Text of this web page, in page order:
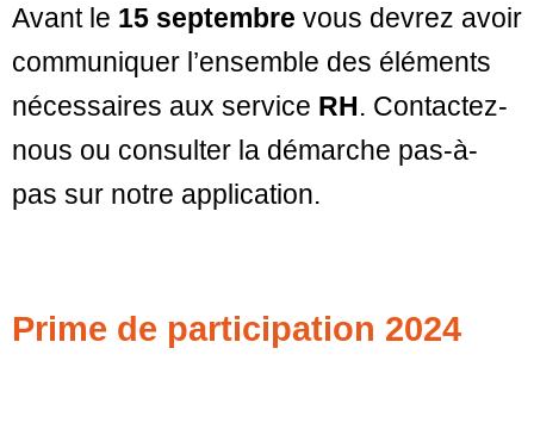
Avant le 15 septembre vous devrez avoir
communiquer l’ensemble des éléments
nécessaires aux service RH. Contactez-
nous ou consulter la démarche pas-à-
pas sur notre application.
Prime de participation 2024